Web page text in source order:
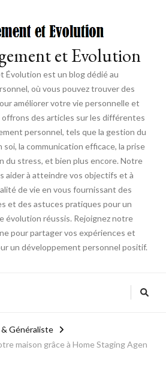
et Evolution
Évolution est un blog dédié au
où vous pouvez trouver des
améliorer votre vie personnelle et
des articles sur les différentes
personnel, tels que la gestion du
soi, la communication efficace, la prise
du stress, et bien plus encore. Notre
aider à atteindre vos objectifs et à
de vie en vous fournissant des
et des astuces pratiques pour un
évolution réussis. Rejoignez notre
pour partager vos expériences et
un développement personnel positif.
Généraliste
maison grâce à Home Staging Agen